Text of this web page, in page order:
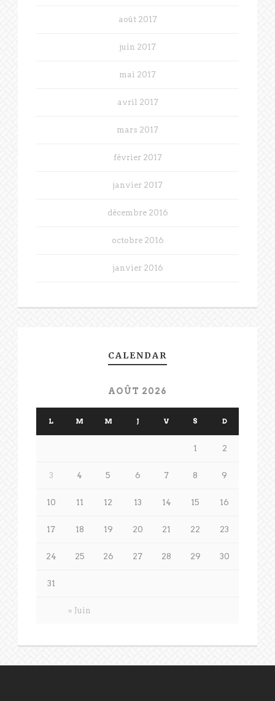
août 2017
juin 2017
mai 2017
avril 2017
mars 2017
février 2017
janvier 2017
décembre 2016
octobre 2016
janvier 2016
CALENDAR
AOÛT 2026
L M M J V S D
« Juin
1 2
3 4 5 6 7 8 9
10 11 12 13 14 15 16
17 18 19 20 21 22 23
24 25 26 27 28 29 30
31